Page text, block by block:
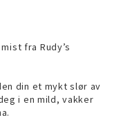
fra Rudy’s
din et mykt slør av
i en mild, vakker